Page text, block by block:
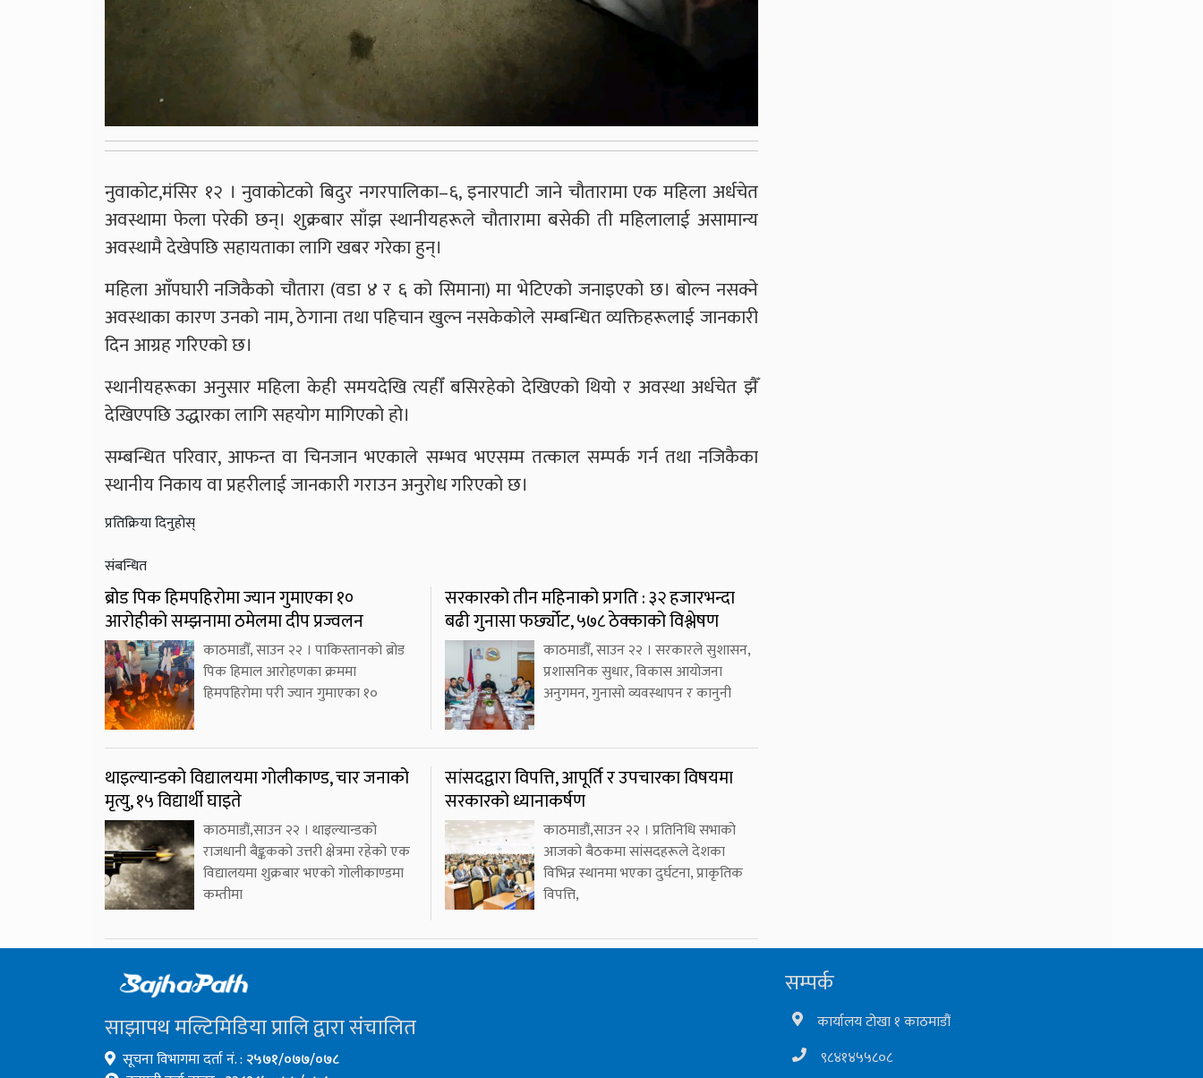
नुवाकोट,मंसिर १२ । नुवाकोटको बिदुर नगरपालिका–६, इनारपाटी जाने चौतारामा एक महिला अर्धचेत
अवस्थामा फेला परेकी छन्। शुक्रबार साँझ स्थानीयहरूले चौतारामा बसेकी ती महिलालाई असामान्य
अवस्थामै देखेपछि सहायताका लागि खबर गरेका हुन्।
महिला आँपघारी नजिकैको चौतारा (वडा ४ र ६ को सिमाना) मा भेटिएको जनाइएको छ। बोल्न नसक्ने
अवस्थाका कारण उनको नाम, ठेगाना तथा पहिचान खुल्न नसकेकोले सम्बन्धित व्यक्तिहरूलाई जानकारी
दिन आग्रह गरिएको छ।
स्थानीयहरूका अनुसार महिला केही समयदेखि त्यहीँ बसिरहेको देखिएको थियो र अवस्था अर्धचेत झैँ
देखिएपछि उद्धारका लागि सहयोग मागिएको हो।
सम्बन्धित परिवार, आफन्त वा चिनजान भएकाले सम्भव भएसम्म तत्काल सम्पर्क गर्न तथा नजिकैका
स्थानीय निकाय वा प्रहरीलाई जानकारी गराउन अनुरोध गरिएको छ।
प्रतिक्रिया दिनुहोस्
संबन्धित
ब्रोड पिक हिमपहिरोमा ज्यान गुमाएका १०
आरोहीको सम्झनामा ठमेलमा दीप प्रज्वलन
काठमाडौँ, साउन २२ । पाकिस्तानको ब्रोड
पिक हिमाल आरोहणका क्रममा
हिमपहिरोमा परी ज्यान गुमाएका १०
सरकारको तीन महिनाको प्रगति : ३२ हजारभन्दा
बढी गुनासा फर्छ्योट, ५७८ ठेक्काको विश्लेषण
काठमाडौँ, साउन २२ । सरकारले सुशासन,
प्रशासनिक सुधार, विकास आयोजना
अनुगमन, गुनासो व्यवस्थापन र कानुनी
थाइल्यान्डको विद्यालयमा गोलीकाण्ड, चार जनाको
मृत्यु, १५ विद्यार्थी घाइते
काठमाडौं,साउन २२ । थाइल्यान्डको
राजधानी बैङ्ककको उत्तरी क्षेत्रमा रहेको एक
विद्यालयमा शुक्रबार भएको गोलीकाण्डमा
कम्तीमा
सांसदद्वारा विपत्ति, आपूर्ति र उपचारका विषयमा
सरकारको ध्यानाकर्षण
काठमाडौं,साउन २२ । प्रतिनिधि सभाको
आजको बैठकमा सांसदहरूले देशका
विभिन्न स्थानमा भएका दुर्घटना, प्राकृतिक
विपत्ति,
साझापथ मल्टिमिडिया प्रालि द्वारा संचालित
सूचना विभागमा दर्ता नं. : २५७१/०७७/०७८
सम्पर्क
कार्यालय टोखा १ काठमाडौं
९८४१४५५८०८